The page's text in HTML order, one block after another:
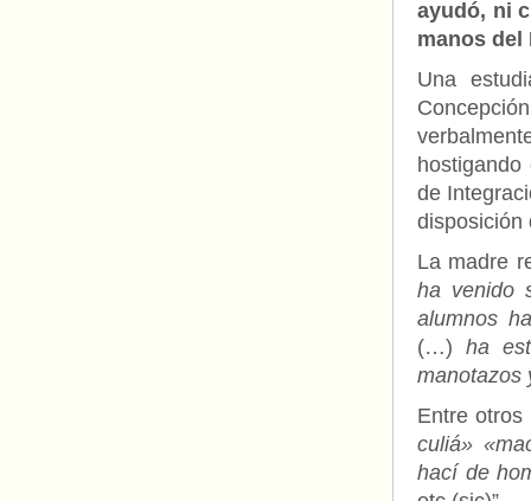
ayudó, ni
manos del
Una
de
disposición
La madre
ha venido
alumnos
(…) ha
manotazos
Entre otros
culiá»
hací de